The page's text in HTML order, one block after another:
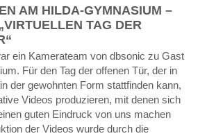
AM HILDA-GYMNASIUM –
TAG DER
ein Kamerateam von dbsonic zu Gast
Für den Tag der offenen Tür, der in
der gewohnten Form stattfinden kann,
Videos produzieren, mit denen sich
guten Eindruck von uns machen
der Videos wurde durch die